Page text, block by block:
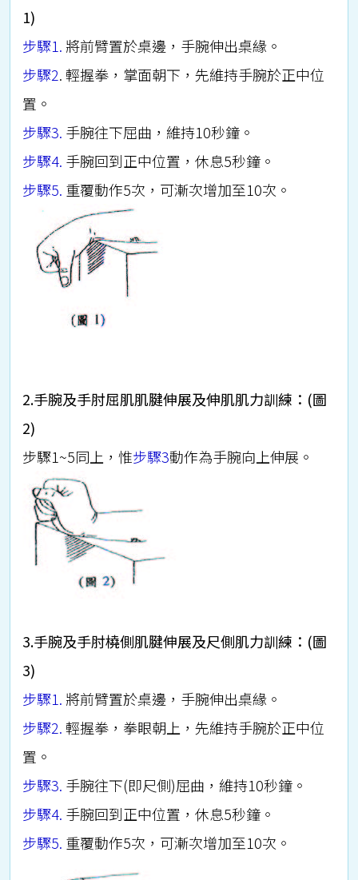
1)
步驟1. 將前臂置於桌邊，手腕伸出桌緣。
步驟2. 輕握拳，掌面朝下，先維持手腕於正中位
置。
步驟3. 手腕往下屈曲，維持10秒鐘。
步驟4. 手腕回到正中位置，休息5秒鐘。
步驟5. 重覆動作5次，可漸次增加至10次。
2.手腕及手肘屈肌肌腱伸展及伸肌肌力訓練：(圖
2)
步驟1~5同上，惟步驟3動作為手腕向上伸展。
3.手腕及手肘橈側肌腱伸展及尺側肌力訓練：(圖
3)
步驟1. 將前臂置於桌邊，手腕伸出桌緣。
步驟2.輕握拳，拳眼朝上，先維持手腕於正中位
置。
步驟3. 手腕往下(即尺側)屈曲，維持10秒鐘。
步驟4. 手腕回到正中位置，休息5秒鐘。
步驟5. 重覆動作5次，可漸次增加至10次。